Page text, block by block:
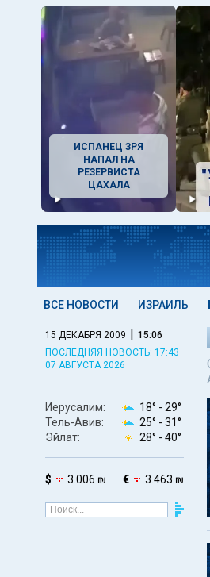
ИСПАНЕЦ ЗРЯ
НАПАЛ НА
РЕЗЕРВИСТА
ЦАХАЛА
ВСЕ НОВОСТИ ИЗРАИЛЬ
15 ДЕКАБРЯ 2009 | 15:06
ПОСЛЕДНЯЯ НОВОСТЬ: 17:43
07 АВГУСТА 2026
Иерусалим: 18° - 29°
Тель-Авив:
25° - 31°
Эйлат:
28° - 40°
$ 3.006 ₪ € 3.463 ₪